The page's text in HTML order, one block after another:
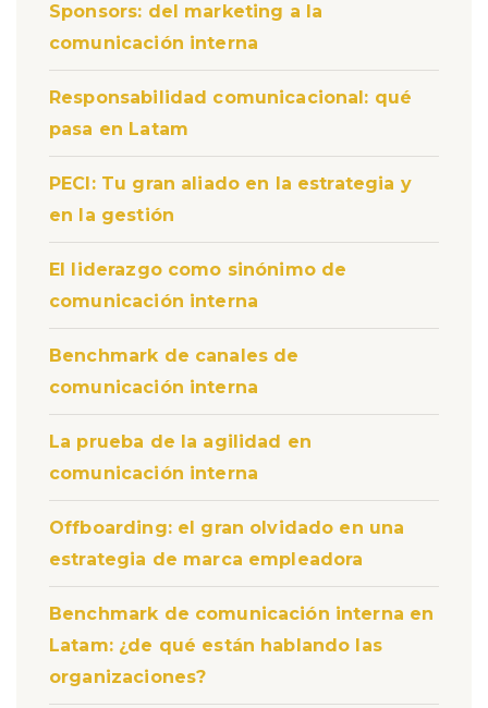
Sponsors: del marketing a la
comunicación interna
Responsabilidad comunicacional: qué
pasa en Latam
PECI: Tu gran aliado en la estrategia y
en la gestión
El liderazgo como sinónimo de
comunicación interna
Benchmark de canales de
comunicación interna
La prueba de la agilidad en
comunicación interna
Offboarding: el gran olvidado en una
estrategia de marca empleadora
Benchmark de comunicación interna en
Latam: ¿de qué están hablando las
organizaciones?